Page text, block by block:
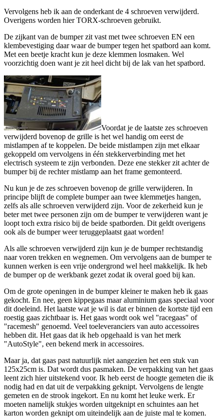
Vervolgens heb ik aan de onderkant de 4 schroeven verwijderd.
Overigens worden hier TORX-schroeven gebruikt.
De zijkant van de bumper zit vast met twee schroeven EN een
klembevestiging daar waar de bumper tegen het spatbord aan komt.
Met een beetje kracht kun je deze klemmen losmaken. Wel
voorzichtig doen want je zit heel dicht bij de lak van het spatbord.
Voordat je de laatste zes schroeven
verwijderd bovenop de grille is het wel handig om eerst de
mistlampen af te koppelen. De beide mistlampen zijn met elkaar
gekoppeld om vervolgens in één stekkerverbinding met het
electrisch systeem te zijn verbonden. Deze ene stekker zit achter de
bumper bij de rechter mistlamp aan het frame gemonteerd.
Nu kun je de zes schroeven bovenop de grille verwijderen. In
principe blijft de complete bumper aan twee klemmetjes hangen,
zelfs als alle schroeven verwijderd zijn. Voor de zekerheid kun je
beter met twee personen zijn om de bumper te verwijderen want je
loopt toch extra risico bij de beide spatborden. Dit geldt overigens
ook als de bumper weer teruggeplaatst gaat worden!
Als alle schroeven verwijderd zijn kun je de bumper rechtstandig
naar voren trekken en wegnemen. Om vervolgens aan de bumper te
kunnen werken is een vrije ondergrond wel heel makkelijk. Ik heb
de bumper op de werkbank gezet zodat ik overal goed bij kan.
Om de grote openingen in de bumper kleiner te maken heb ik gaas
gekocht. En nee, geen kippegaas maar aluminium gaas speciaal voor
dit doeleind. Het laatste wat je wil is dat er binnen de kortste tijd een
roestig gaas zichtbaar is. Het gaas wordt ook wel "racegaas" of
"racemesh" genoemd. Veel toeleveranciers van auto accessoires
hebben dit. Het gaas dat ik heb opgehaald is van het merk
"AutoStyle", een bekend merk in accessoires.
Maar ja, dat gaas past natuurlijk niet aangezien het een stuk van
125x25cm is. Dat wordt dus pasmaken. De verpakking van het gaas
leent zich hier uitstekend voor. Ik heb eerst de hoogte gemeten die ik
nodig had en dat uit de verpakking geknipt. Vervolgens de lengte
gemeten en de strook ingekort. En nu komt het leuke werk. Er
moeten namelijk stukjes worden uitgeknipt en schuintes aan het
karton worden geknipt om uiteindelijk aan de juiste mal te komen.